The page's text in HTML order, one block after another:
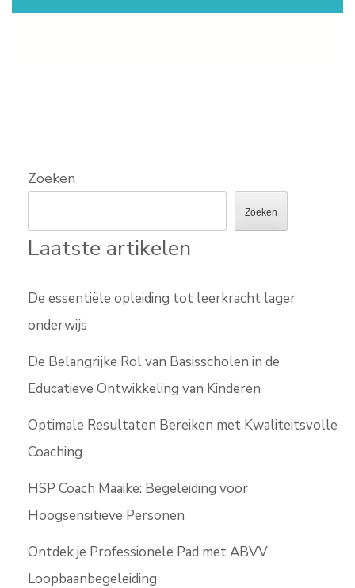
Zoeken
Zoeken
Laatste artikelen
De essentiële opleiding tot leerkracht lager
onderwijs
De Belangrijke Rol van Basisscholen in de
Educatieve Ontwikkeling van Kinderen
Optimale Resultaten Bereiken met Kwaliteitsvolle
Coaching
HSP Coach Maaike: Begeleiding voor
Hoogsensitieve Personen
Ontdek je Professionele Pad met ABVV
Loopbaanbegeleiding